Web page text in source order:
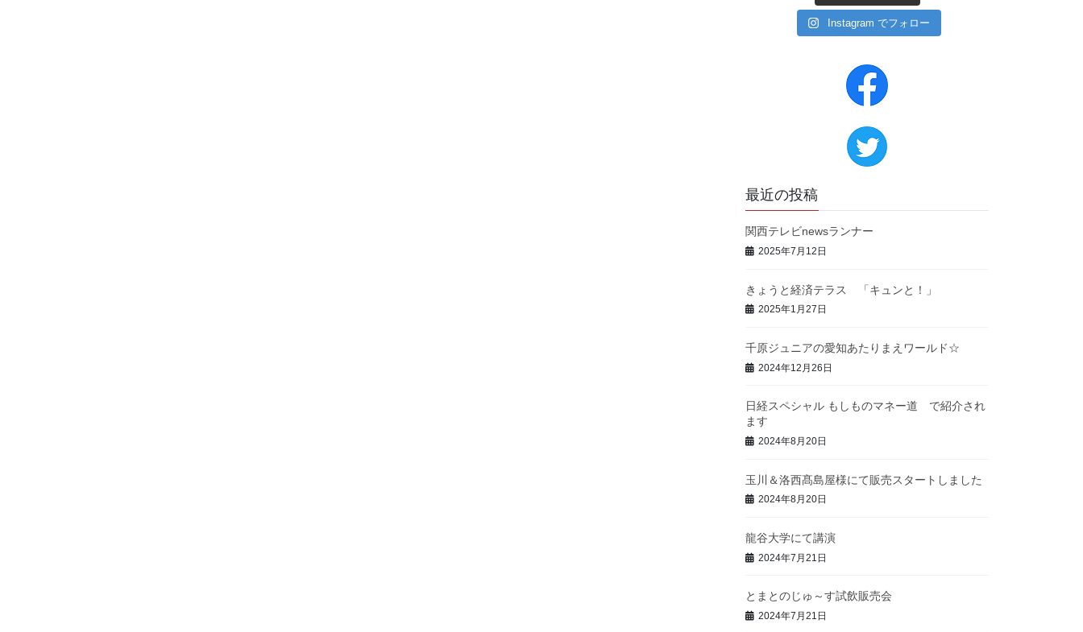
Instagram でフォロー
最近の投稿
関西テレビnewsランナー
2025年7月12日
きょうと経済テラス 「キュンと！」
2025年1月27日
千原ジュニアの愛知あたりまえワールド☆
2024年12月26日
日経スペシャル もしものマネー道 で紹介され
ます
2024年8月20日
玉川＆洛西髙島屋様にて販売スタートしました
2024年8月20日
龍谷大学にて講演
2024年7月21日
とまとのじゅ～す試飲販売会
2024年7月21日